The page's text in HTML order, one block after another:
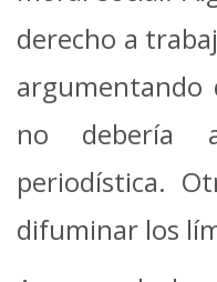
derecho a
argumentando
no debería
periodística.
difuminar los